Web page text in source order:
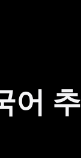
어 추